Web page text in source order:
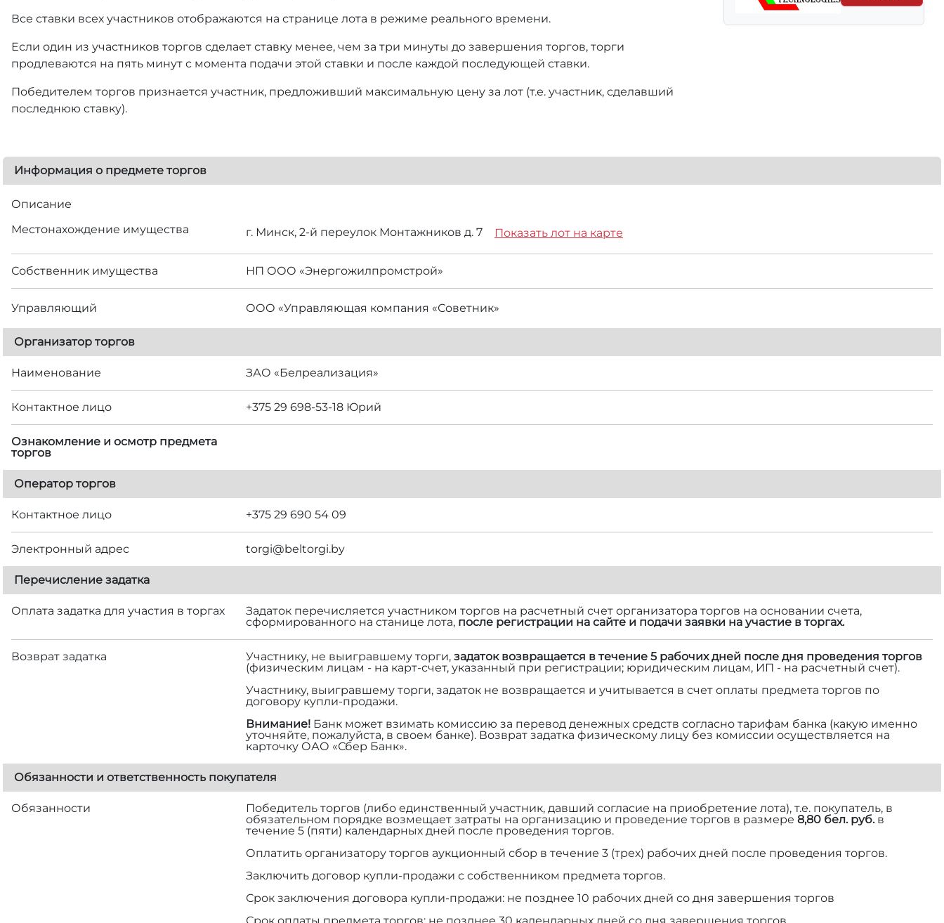
Все ставки всех участников отображаются на странице лота в режиме реального времени.
Если один из участников торгов сделает ставку менее, чем за три минуты до завершения торгов, торги
продлеваются на пять минут с момента подачи этой ставки и после каждой последующей ставки.
Победителем торгов признается участник, предложивший максимальную цену за лот (т.е. участник, сделавший
последнюю ставку).
Информация о предмете торгов
Описание
Местонахождение имущества
г. Минск, 2-й переулок Монтажников д. 7 Показать лот на карте
Собственник имущества НП ООО «Энергожилпромстрой»
Управляющий ООО «Управляющая компания «Советник»
Организатор торгов
Наименование ЗАО «Белреализация»
Контактное лицо +375 29 698-53-18 Юрий
Ознакомление и осмотр предмета
торгов
Оператор торгов
Контактное лицо +375 29 690 54 09
Электронный адрес torgi@beltorgi.by
Перечисление задатка
Оплата задатка для участия в торгах
Задаток перечисляется участником торгов на расчетный счет организатора торгов на основании счета,
сформированного на станице лота, после регистрации на сайте и подачи заявки на участие в торгах.
Возврат задатка Участнику, не выигравшему торги, задаток возвращается в течение 5 рабочих дней после дня проведения торгов
(физическим лицам - на карт-счет, указанный при регистрации; юридическим лицам, ИП - на расчетный счет).
Участнику, выигравшему торги, задаток не возвращается и учитывается в счет оплаты предмета торгов по
договору купли-продажи.
Внимание! Банк может взимать комиссию за перевод денежных средств согласно тарифам банка (какую именно
уточняйте, пожалуйста, в своем банке). Возврат задатка физическому лицу без комиссии осуществляется на
карточку ОАО «Сбер Банк».
Обязанности и ответственность покупателя
Обязанности
Победитель торгов (либо единственный участник, давший согласие на приобретение лота), т.е. покупатель, в
обязательном порядке возмещает затраты на организацию и проведение торгов в размере 8,80 бел. руб.в
течение 5 (пяти) календарных дней после проведения торгов.
Оплатить организатору торгов аукционный сбор в течение 3 (трех) рабочих дней после проведения торгов.
Заключить договор купли-продажи с собственником предмета торгов.
Срок заключения договора купли-продажи: не позднее 10 рабочих дней со дня завершения торгов
Срок оплаты предмета торгов: не позднее 30 календарных дней со дня завершения торгов